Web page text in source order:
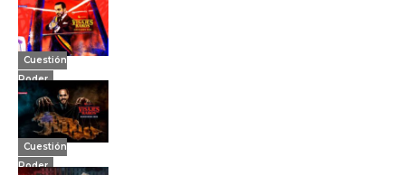
Cuestión
Poder
Cuestión
Poder